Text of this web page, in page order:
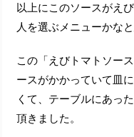
以上にこのソースがえ
人を選ぶメニューかな
この「えびトマトソー
ースがかかっていて皿
くて、テーブルにあっ
頂きました。